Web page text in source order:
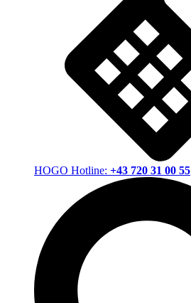
HOGO Hotline: +43 720 31 00 55